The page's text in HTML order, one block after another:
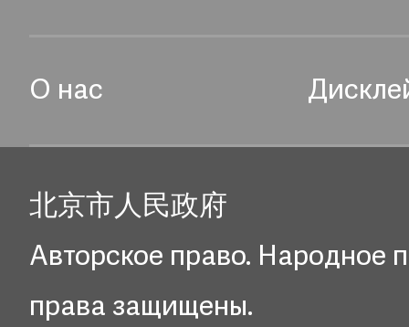
О нас
北京市人民政府
Авторское право. Народное
права защищены.